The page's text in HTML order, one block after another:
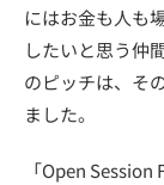
にはお金も人も
したいと思う仲
のピッチは、そ
ました。
「Open